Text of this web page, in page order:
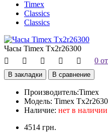
Timex
Classics
Classics
Часы Timex Tx2r26300
0
В закладки В сравнение
Производитель:Timex
Модель: Timex
Наличие: нет в наличии
4514 грн.